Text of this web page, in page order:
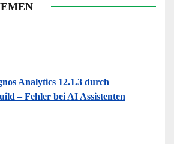
Analytics 12.1.3 durch
– Fehler bei AI Assistenten